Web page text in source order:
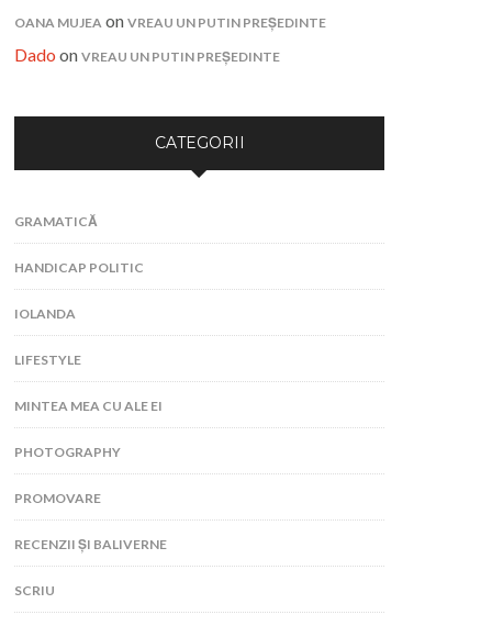
OANA MUJEA onVREAU UN PUTIN PREȘEDINTE
Dado onVREAU UN PUTIN PREȘEDINTE
CATEGORII
GRAMATICĂ
HANDICAP POLITIC
IOLANDA
LIFESTYLE
MINTEA MEA CU ALE EI
PHOTOGRAPHY
PROMOVARE
RECENZII ȘI BALIVERNE
SCRIU